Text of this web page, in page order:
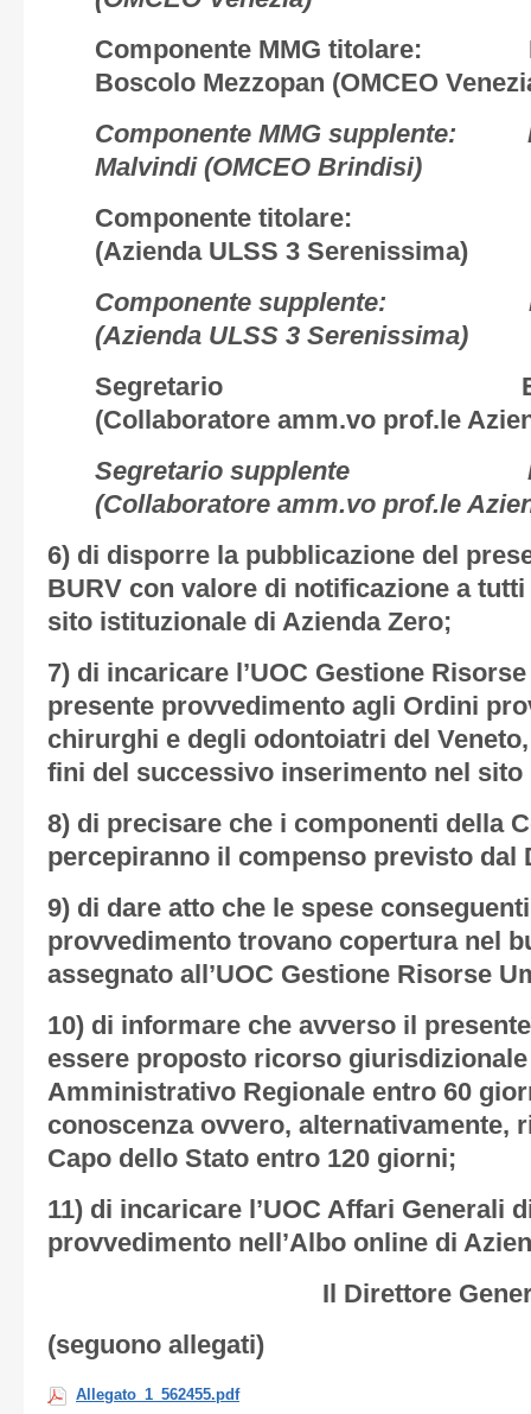
Componente MMG titolare:
Boscolo Mezzopan (OMCEO
Componente MMG supplente:
Malvindi (OMCEO Brindisi)
Componente titolare:
(Azienda ULSS 3 Serenissima)
Componente supplente:
(Azienda ULSS 3 Serenissima)
Segretario Enrica
(Collaboratore amm.vo prof.le
Segretario supplente
(Collaboratore amm.vo prof.le
6) di disporre la pubblicazione del
BURV con valore di notificazione a
sito istituzionale di Azienda Zero;
7) di incaricare l’UOC Gestione
presente provvedimento agli Ordini
chirurghi e degli odontoiatri del
fini del successivo inserimento nel
8) di precisare che i componenti della
percepiranno il compenso previsto dal
9) di dare atto che le spese
provvedimento trovano copertura nel
assegnato all’UOC Gestione Risorse
10) di informare che avverso il
essere proposto ricorso
Amministrativo Regionale entro 60
conoscenza ovvero, alternativamente,
Capo dello Stato entro 120 giorni;
11) di incaricare l’UOC Affari Generali
provvedimento nell’Albo online di
Il Direttore
(seguono allegati)
Allegato_1_562455.pdf